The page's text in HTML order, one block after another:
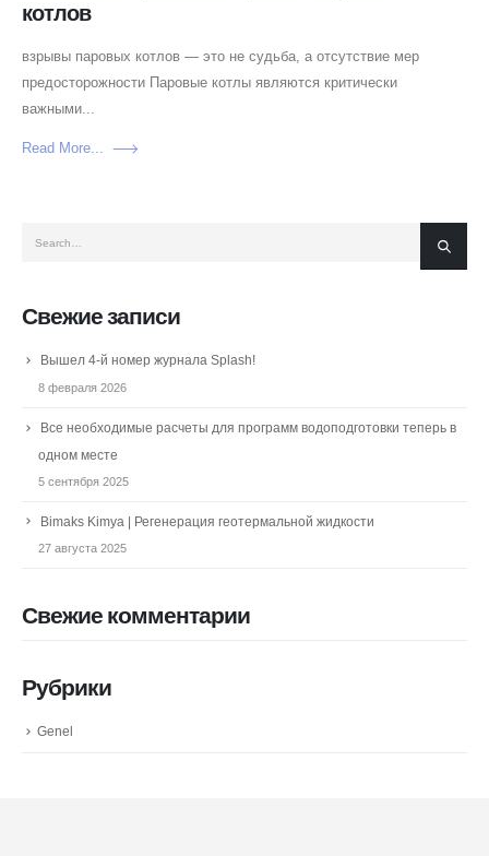
котлов
взрывы паровых котлов — это не судьба, а отсутствие мер
предосторожности Паровые котлы являются критически
важными...
Read More...
Свежие записи
Вышел 4-й номер журнала Splash!
8 февраля 2026
Все необходимые расчеты для программ водоподготовки теперь в
одном месте
5 сентября 2025
Bimaks Kimya | Регенерация геотермальной жидкости
27 августа 2025
Свежие комментарии
Рубрики
Genel